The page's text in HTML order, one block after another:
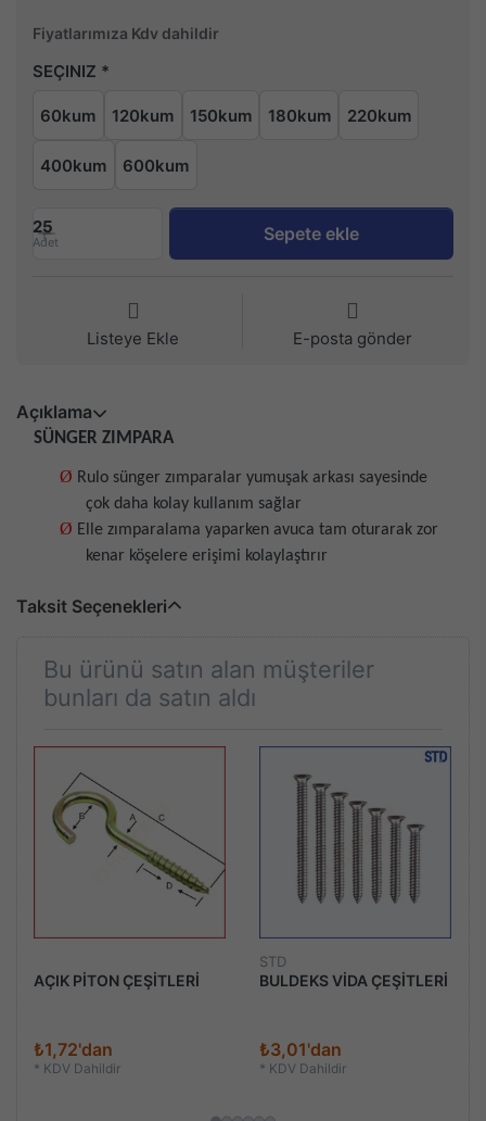
Fiyatlarımıza Kdv dahildir
SEÇINIZ
60kum 120kum 150kum 180kum 220kum
400kum 600kum
25
Adet Sepete ekle
Listeye Ekle E-posta gönder
Açıklama
SÜNGER ZIMPARA
Ø Rulo sünger zımparalar yumuşak arkası sayesinde
çok daha kolay kullanım sağlar
Ø Elle zımparalama yaparken avuca tam oturarak zor
kenar köşelere erişimi kolaylaştırır
Taksit Seçenekleri
Bu ürünü satın alan müşteriler
bunları da satın aldı
AÇIK PİTON ÇEŞİTLERİ
₺1,72'dan
* KDV Dahildir
STD
BULDEKS VİDA ÇEŞİTLERİ
₺3,01'dan
* KDV Dahildir